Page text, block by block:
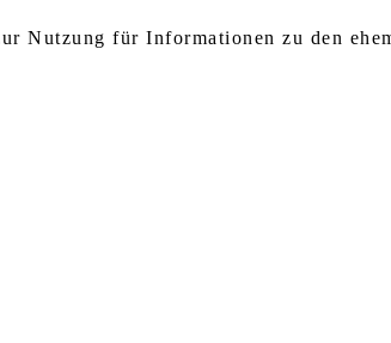
Nutzung für Informationen zu den